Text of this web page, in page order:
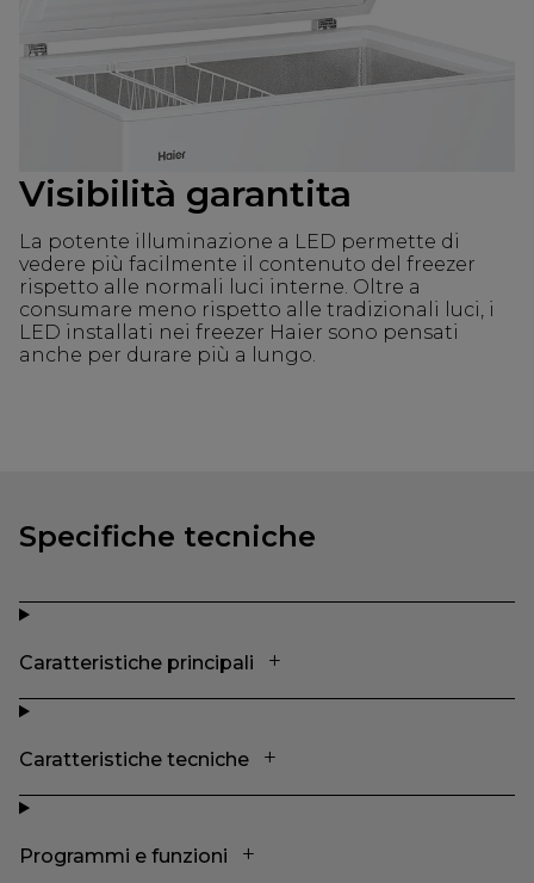
Visibilità garantita
La potente illuminazione a LED permette di
vedere più facilmente il contenuto del freezer
rispetto alle normali luci interne. Oltre a
consumare meno rispetto alle tradizionali luci, i
LED installati nei freezer Haier sono pensati
anche per durare più a lungo.
Specifiche tecniche
Caratteristiche principali
Caratteristiche tecniche
Programmi e funzioni